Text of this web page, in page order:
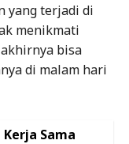
yang terjadi di
menikmati
bisa
di malam hari
Sama